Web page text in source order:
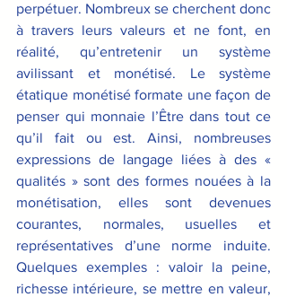
perpétuer. Nombreux se cherchent donc
à travers leurs valeurs et ne font, en
réalité, qu’entretenir un système
avilissant et monétisé. Le système
étatique monétisé formate une façon de
penser qui monnaie l’Être dans tout ce
qu’il fait ou est. Ainsi, nombreuses
expressions de langage liées à des «
qualités » sont des formes nouées à la
monétisation, elles sont devenues
courantes, normales, usuelles et
représentatives d’une norme induite.
Quelques exemples : valoir la peine,
richesse intérieure, se mettre en valeur,